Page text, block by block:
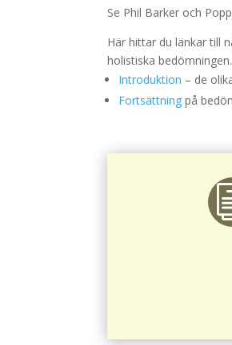
Se Phil Barker och
Här hittar du länkar till
holistiska
Introduktion – de
Fortsättning på